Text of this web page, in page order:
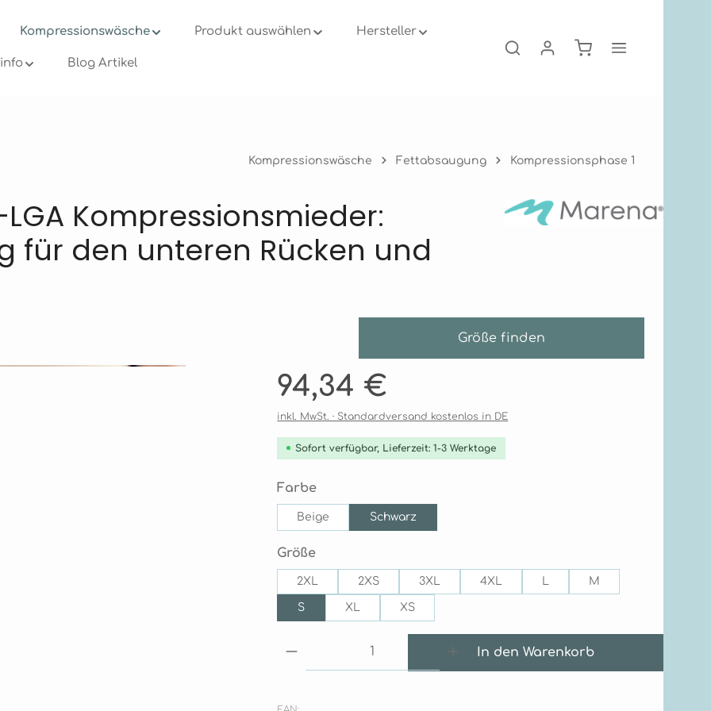
Kompressionswäsche Produkt auswählen Hersteller
Blog Artikel
Warenkorb enthält
Kompressionswäsche Fettabsaugung Kompressionsphase 1
Kompressionsmieder:
für den unteren Rücken und
Größe finden
Regulärer Preis:
94,34 €
inkl. MwSt. · Standardversand kostenlos in DE
Sofort verfügbar, Lieferzeit: 1-3 Werktage
Farbeauswählen
Beige Schwarz
Größeauswählen
2XL 2XS 3XL 4XL M
S XL XS
Produkt Anzahl: Gib den gewünschten
In den Warenkorb